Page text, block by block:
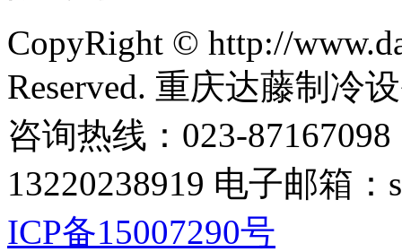
CopyRight © http://
Reserved. 重庆达藤制冷
咨询热线：023-87167098
13220238919 电子邮箱：
ICP备15007290号